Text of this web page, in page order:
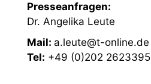
Presseanfragen:
Dr. Angelika Leute
Mail: a.leute@t-online.de
Tel: +49 (0)202 2623395